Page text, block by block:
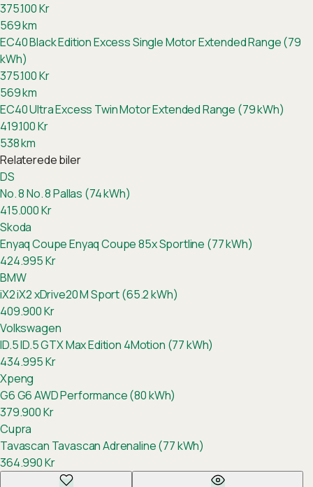
375.100Kr
569km
EC40 Black Edition Excess Single Motor Extended Range (79
kWh)
375.100Kr
569km
EC40 Ultra Excess Twin Motor Extended Range (79 kWh)
419.100Kr
538km
Relaterede biler
DS
No. 8No. 8 Pallas (74 kWh)
415.000Kr
Skoda
Enyaq CoupeEnyaq Coupe 85x Sportline (77 kWh)
424.995Kr
BMW
iX2iX2 xDrive20 M Sport (65.2 kWh)
409.900Kr
Volkswagen
ID.5ID.5 GTX Max Edition 4Motion (77 kWh)
434.995Kr
Xpeng
G6G6 AWD Performance (80 kWh)
379.900Kr
Cupra
Tavascan Tavascan Adrenaline (77 kWh)
364.990Kr